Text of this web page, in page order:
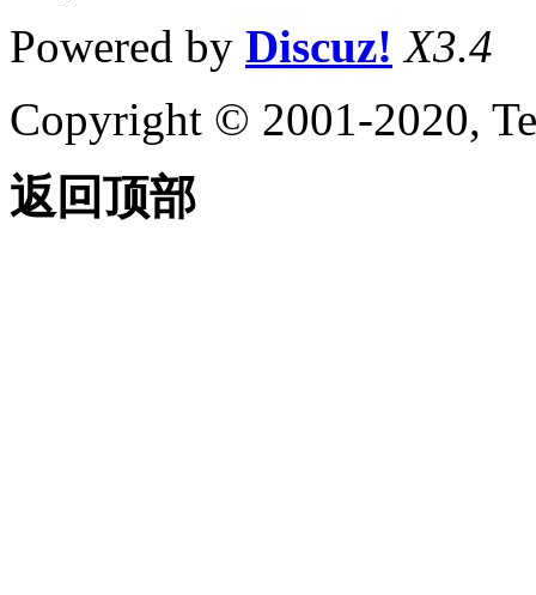
Powered by Discuz! X3.4
Copyright © 2001-2020,
返回顶部